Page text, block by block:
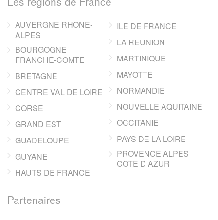
AUVERGNE RHONE-
ALPES
BOURGOGNE
FRANCHE-COMTE
BRETAGNE
CENTRE VAL DE LOIRE
CORSE
GRAND EST
GUADELOUPE
GUYANE
HAUTS DE FRANCE
ILE DE FRANCE
LA REUNION
MARTINIQUE
MAYOTTE
NORMANDIE
NOUVELLE AQUITAINE
OCCITANIE
PAYS DE LA LOIRE
PROVENCE ALPES
COTE D AZUR
Partenaires